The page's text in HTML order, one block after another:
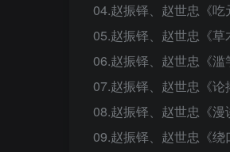
04.赵振铎、赵世忠《吃
05.赵振铎、赵世忠《草
06.赵振铎、赵世忠《滥
07.赵振铎、赵世忠《论
08.赵振铎、赵世忠《漫
09.赵振铎、赵世忠《绕